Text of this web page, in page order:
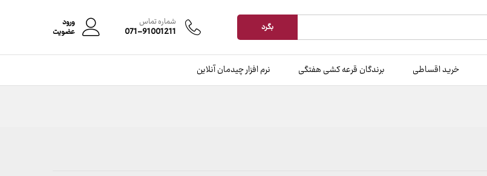
بگرد شماره تماس
071-91001211
ورود
عضویت
خرید اقساطی برندگان قرعه کشی هفتگی نرم افزار چیدمان آنلاین